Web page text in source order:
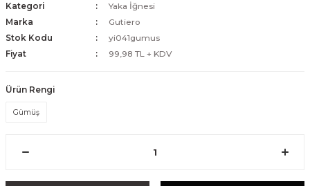
Kategori
Yaka İğnesi
Marka
Gutiero
Stok Kodu
yi041gumus
Fiyat
99,98 TL + KDV
Ürün Rengi
Gümüş